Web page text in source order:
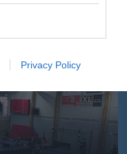
Privacy Policy